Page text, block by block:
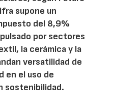
supone un
del 8,9%
por sectores
la cerámica y la
versatilidad de
en el uso de
sostenibilidad.